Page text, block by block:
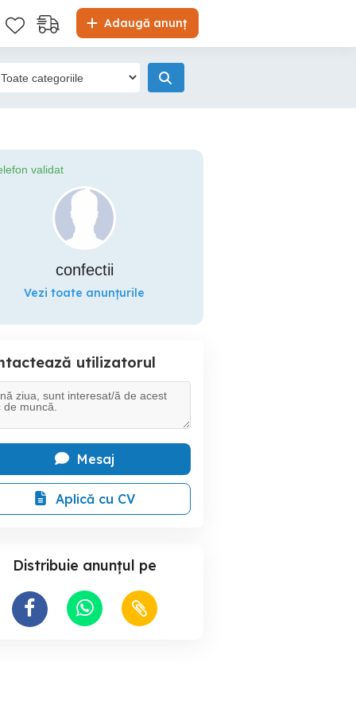
Adaugă anunț
validat
confectii
Vezi toate anunțurile
utilizatorul
Mesaj
Aplică cu CV
Distribuie anunțul pe